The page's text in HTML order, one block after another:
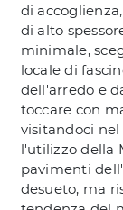
di
di alto
minimale,
locale di
dell'arredo e
toccare con
visitandoci
l'utilizzo della
pavimenti
desueto, ma